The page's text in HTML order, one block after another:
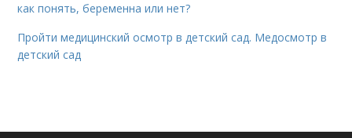
как понять, беременна или нет?
Пройти медицинский осмотр в детский сад. Медосмотр в
детский сад